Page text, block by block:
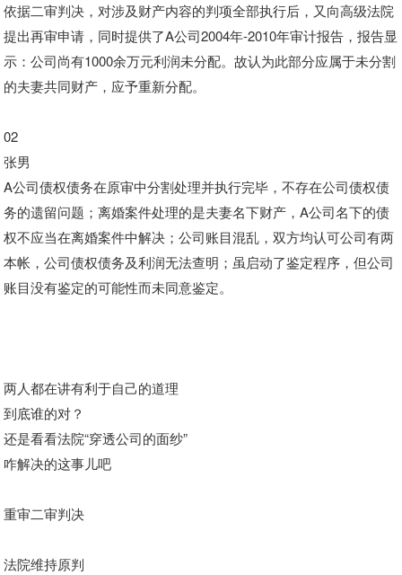
依据二审判决，对涉及财产内容的判项全部执行后，又向高级法院
提出再审申请，同时提供了A公司2004年-2010年审计报告，报告显
示：公司尚有1000余万元利润未分配。故认为此部分应属于未分割
的夫妻共同财产，应予重新分配。
02
张男
A公司债权债务在原审中分割处理并执行完毕，不存在公司债权债
务的遗留问题；离婚案件处理的是夫妻名下财产，A公司名下的债
权不应当在离婚案件中解决；公司账目混乱，双方均认可公司有两
本帐，公司债权债务及利润无法查明；虽启动了鉴定程序，但公司
账目没有鉴定的可能性而未同意鉴定。
两人都在讲有利于自己的道理
到底谁的对？
还是看看法院“穿透公司的面纱”
咋解决的这事儿吧
重审二审判决
法院维持原判